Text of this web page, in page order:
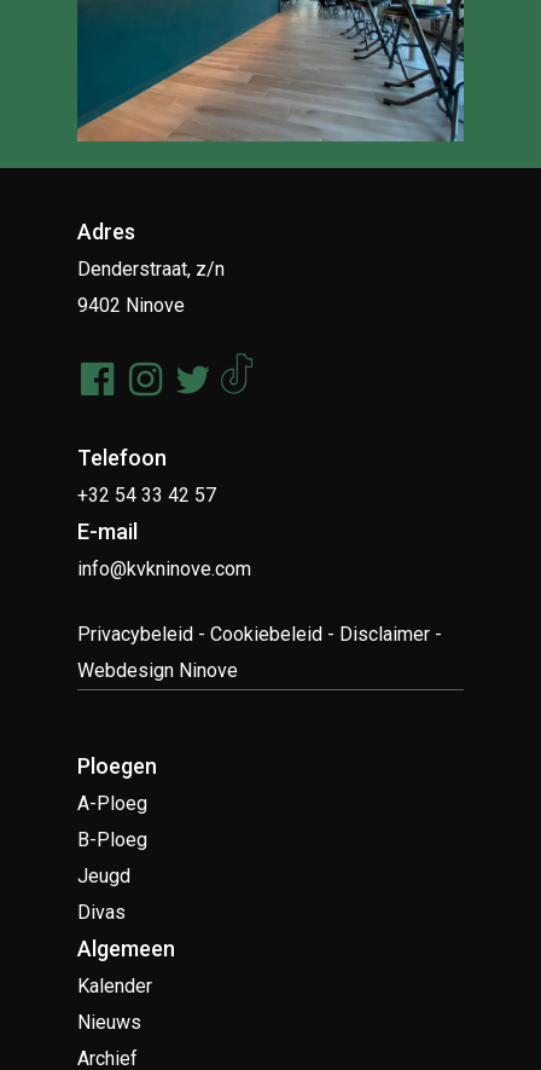
Adres
Denderstraat, z/n
9402 Ninove
Telefoon
+32 54 33 42 57
E-mail
info@kvkninove.com
Privacybeleid -Cookiebeleid - Disclaimer -
Webdesign Ninove
Ploegen
A-Ploeg
B-Ploeg
Jeugd
Divas
Algemeen
Kalender
Nieuws
Archief